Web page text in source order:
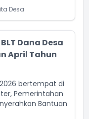
Desa
Dana Desa
April Tahun
bertempat di
Pemerintahan
Bantuan